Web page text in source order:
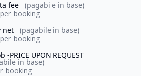
fee
(pagabile in base)
net
(pagabile in base)
-PRICE UPON REQUEST
in base)